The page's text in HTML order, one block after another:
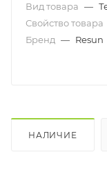
Вид товара —
Свойство товара
Бренд — Resun
НАЛИЧИЕ